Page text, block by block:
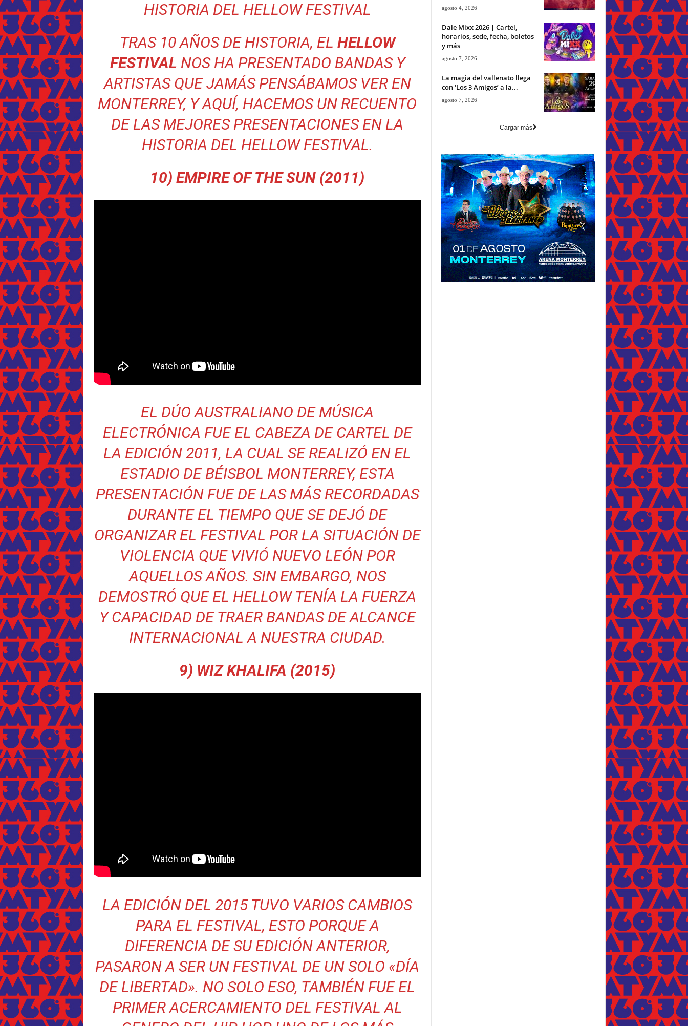
HISTORIA DEL HELLOW FESTIVAL
TRAS 10 AÑOS DE HISTORIA, EL HELLOW
FESTIVAL NOS HA PRESENTADO BANDAS Y
ARTISTAS QUE JAMÁS PENSÁBAMOS VER EN
MONTERREY, Y AQUÍ, HACEMOS UN RECUENTO
DE LAS MEJORES PRESENTACIONES EN LA
HISTORIA DEL HELLOW FESTIVAL.
10) EMPIRE OF THE SUN (2011)
EL DÚO AUSTRALIANO DE MÚSICA
ELECTRÓNICA FUE EL CABEZA DE CARTEL DE
LA EDICIÓN 2011, LA CUAL SE REALIZÓ EN EL
ESTADIO DE BÉISBOL MONTERREY, ESTA
PRESENTACIÓN FUE DE LAS MÁS RECORDADAS
DURANTE EL TIEMPO QUE SE DEJÓ DE
ORGANIZAR EL FESTIVAL POR LA SITUACIÓN DE
VIOLENCIA QUE VIVIÓ NUEVO LEÓN POR
AQUELLOS AÑOS. SIN EMBARGO, NOS
DEMOSTRÓ QUE EL HELLOW TENÍA LA FUERZA
Y CAPACIDAD DE TRAER BANDAS DE ALCANCE
INTERNACIONAL A NUESTRA CIUDAD.
9) WIZ KHALIFA (2015)
LA EDICIÓN DEL 2015 TUVO VARIOS CAMBIOS
PARA EL FESTIVAL, ESTO PORQUE A
DIFERENCIA DE SU EDICIÓN ANTERIOR,
PASARON A SER UN FESTIVAL DE UN SOLO «DÍA
DE LIBERTAD». NO SOLO ESO, TAMBIÉN FUE EL
PRIMER ACERCAMIENTO DEL FESTIVAL AL
agosto 4, 2026
Dale Mixx 2026 | Cartel,
horarios, sede, fecha, boletos
y más
agosto 7, 2026
La magia del vallenato llega
con ‘Los 3 Amigos’ a la...
agosto 7, 2026
Cargar más